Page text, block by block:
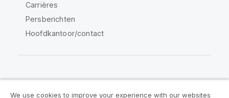
Carrières
Persberichten
Hoofdkantoor/contact
We use cookies to improve your experience with our websites